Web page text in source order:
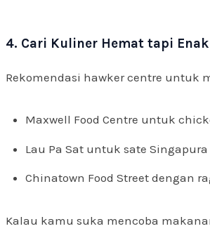
4. Cari Kuliner Hemat tapi Enak
Rekomendasi hawker centre untuk
Maxwell Food Centre untuk
Lau Pa Sat untuk sate
Chinatown Food Street dengan
Kalau kamu suka mencoba